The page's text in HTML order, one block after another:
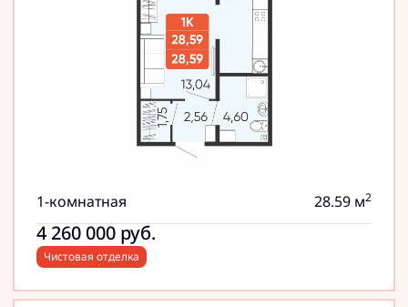
1-комнатная 28.59 м2
4 260 000 руб.
Чистовая отделка